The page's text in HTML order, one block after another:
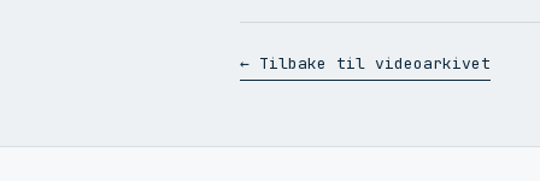
← Tilbake til videoarkivet